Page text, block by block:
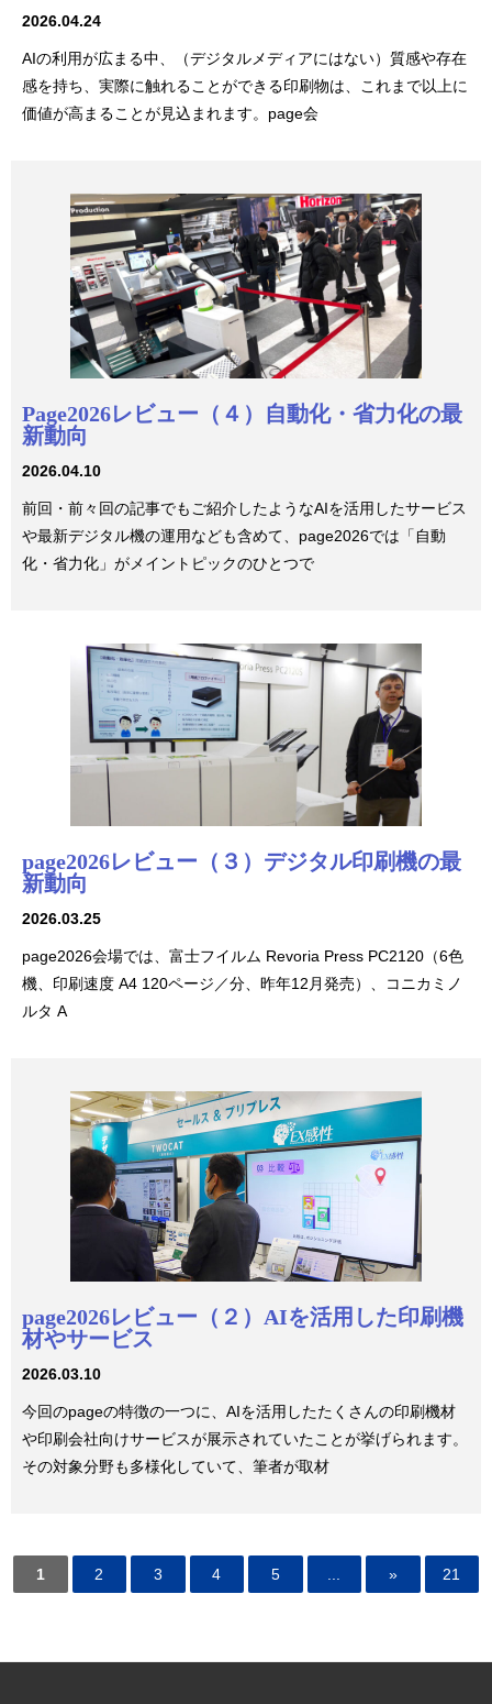
2026.04.24
AIの利用が広まる中、（デジタルメディアにはない）質感や存在
感を持ち、実際に触れることができる印刷物は、これまで以上に
価値が高まることが見込まれます。page会
Page2026レビュー（４）自動化・省力化の最
新動向
2026.04.10
前回・前々回の記事でもご紹介したようなAIを活用したサービス
や最新デジタル機の運用なども含めて、page2026では「自動
化・省力化」がメイントピックのひとつで
page2026レビュー（３）デジタル印刷機の最
新動向
2026.03.25
page2026会場では、富士フイルム Revoria Press PC2120（6色
機、印刷速度 A4 120ページ／分、昨年12月発売）、コニカミノ
ルタ A
page2026レビュー（２）AIを活用した印刷機
材やサービス
2026.03.10
今回のpageの特徴の一つに、AIを活用したたくさんの印刷機材
や印刷会社向けサービスが展示されていたことが挙げられます。
その対象分野も多様化していて、筆者が取材
1 2 3 4 5 » 21